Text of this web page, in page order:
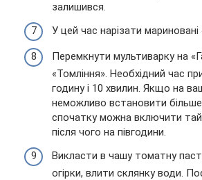
залишився.
У цей час нарізати мариновані
Перемкнути мультиварку на
«Томління». Необхідний час
годину і 10 хвилин. Якщо на
неможливо встановити
спочатку можна включити
після чого на півгодини.
Викласти в чашу томатну
огірки, влити склянку води.